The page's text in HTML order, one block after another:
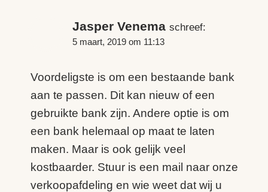
Jasper Venema schreef:
5 maart, 2019 om 11:13
Voordeligste is om een bestaande bank
aan te passen. Dit kan nieuw of een
gebruikte bank zijn. Andere optie is om
een bank helemaal op maat te laten
maken. Maar is ook gelijk veel
kostbaarder. Stuur is een mail naar onze
verkoopafdeling en wie weet dat wij u